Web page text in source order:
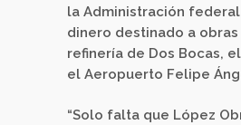
la Administración
dinero destinado a
refinería de Dos Bocas,
el Aeropuerto Felipe
“Solo falta que López